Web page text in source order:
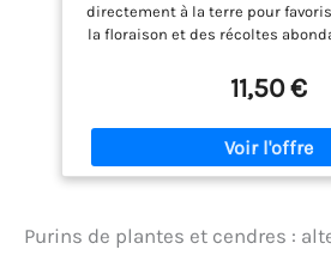
directement à la terre pour
la floraison et des récoltes
potagères, ornementales et
et précis grâce à la dosette
incluse et aux doses d’emploi
l’emballage, Pour jusqu’à 50 m²
à la plantation ou en
d’engrais organique NPK
11,50 €
Purins de plantes et cendres :